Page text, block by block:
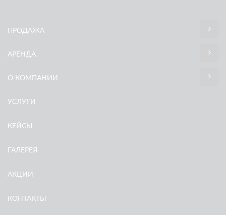
ПРОДАЖА
АРЕНДА
О КОМПАНИИ
УСЛУГИ
КЕЙСЫ
ГАЛЕРЕЯ
АКЦИИ
КОНТАКТЫ